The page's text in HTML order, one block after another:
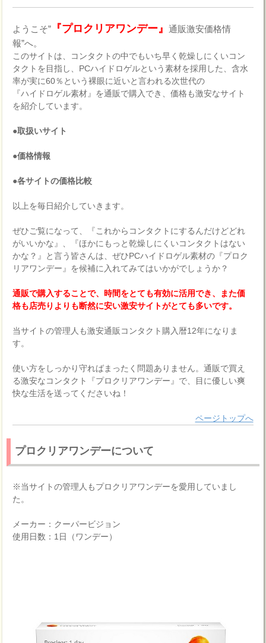
ようこそ” 『プロクリアワンデー』通販激安価格情
報”へ。
このサイトは、コンタクトの中でもいち早く乾燥しにくいコン
タクトを目指し、PCハイドロゲルという素材を採用した、含水
率が実に60％という裸眼に近いと言われる次世代の
『ハイドロゲル素材』を通販で購入でき、価格も激安なサイト
を紹介しています。
●取扱いサイト
●価格情報
●各サイトの価格比較
以上を毎日紹介していきます。
ぜひご覧になって、『これからコンタクトにするんだけどどれ
がいいかな』、『ほかにもっと乾燥しにくいコンタクトはない
かな？』と言う皆さんは、ぜひPCハイドロゲル素材の『プロク
リアワンデー』を候補に入れてみてはいかがでしょうか？
通販で購入することで、時間をとても有効に活用でき、また価
格も店売りよりも断然に安い激安サイトがとても多いです。
当サイトの管理人も激安通販コンタクト購入暦12年になりま
す。
使い方をしっかり守ればまったく問題ありません。通販で買え
る激安なコンタクト『プロクリアワンデー』で、目に優しい爽
快な生活を送ってくださいね！
ページトップへ
プロクリアワンデーについて
※当サイトの管理人もプロクリアワンデーを愛用していまし
た。
メーカー：クーパービジョン
使用日数：1日（ワンデー）